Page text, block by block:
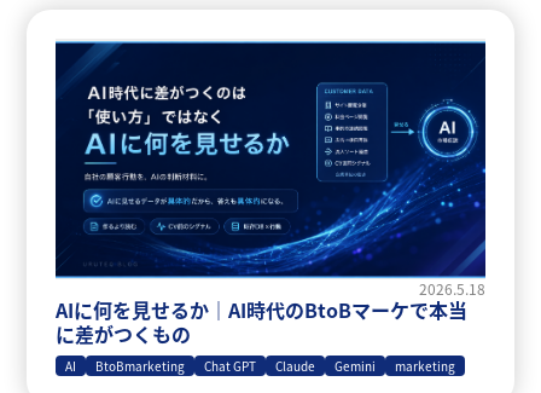
2026.5.18
AIに何を見せるか｜AI時代のBtoBマーケで本当
に差がつくもの
AI BtoBmarketing Chat GPT Claude Gemini marketing